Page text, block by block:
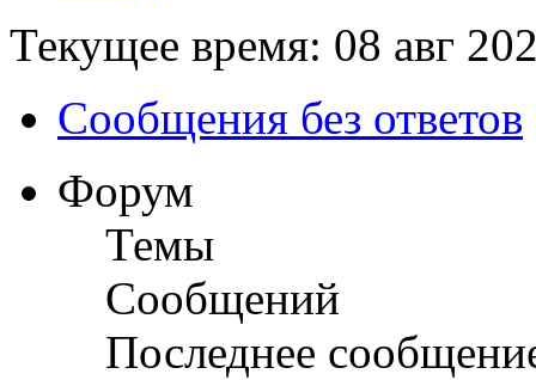
Текущее время: 08 авг
Сообщения без ответов
Форум
Темы
Сообщений
Последнее